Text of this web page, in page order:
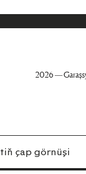
2026 —
çap görnüşi